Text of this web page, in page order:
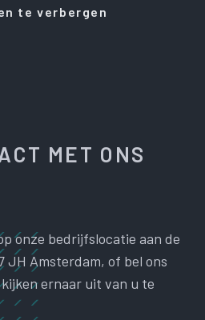
te verbergen
MET ONS
onze bedrijfslocatie aan de
JH Amsterdam, of bel ons
kijken ernaar uit van u te